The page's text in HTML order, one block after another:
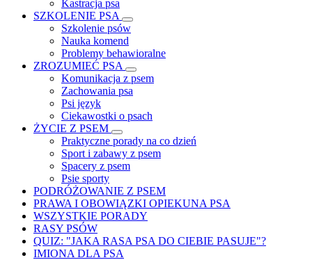
Kastracja psa
SZKOLENIE PSA
Szkolenie psów
Nauka komend
Problemy behawioralne
ZROZUMIEĆ PSA
Komunikacja z psem
Zachowania psa
Psi język
Ciekawostki o psach
ŻYCIE Z PSEM
Praktyczne porady na co dzień
Sport i zabawy z psem
Spacery z psem
Psie sporty
PODRÓŻOWANIE Z PSEM
PRAWA I OBOWIĄZKI OPIEKUNA PSA
WSZYSTKIE PORADY
RASY PSÓW
QUIZ: "JAKA RASA PSA DO CIEBIE PASUJE"?
IMIONA DLA PSA